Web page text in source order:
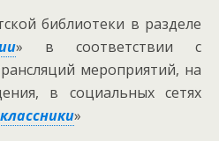
библиотеки в разделе
» в соответствии с
мероприятий, на
в социальных сетях
»